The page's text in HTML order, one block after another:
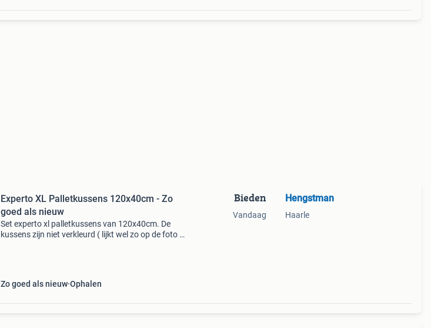
Experto XL Palletkussens 120x40cm - Zo
goed als nieuw
Set experto xl palletkussens van 120x40cm. De
kussens zijn niet verkleurd ( lijkt wel zo op de foto )
Zo goed als nieuw Ophalen
Bieden
Vandaag
Hengstman
Haarle